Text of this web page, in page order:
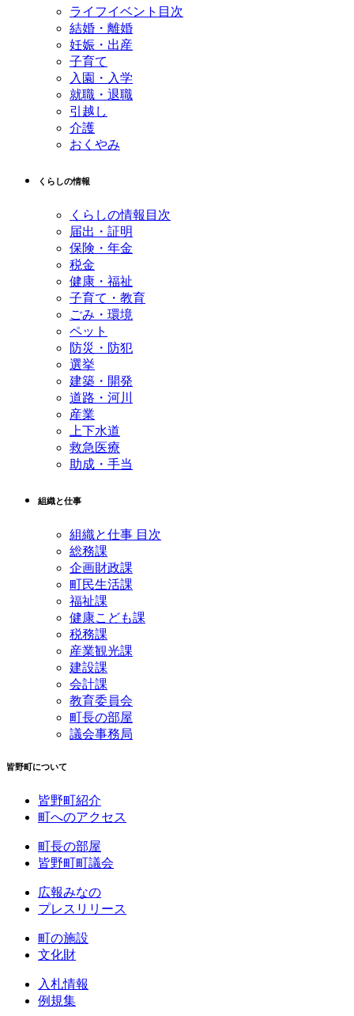
ライフイベント目次
結婚・離婚
妊娠・出産
子育て
入園・入学
就職・退職
引越し
介護
おくやみ
くらしの情報
くらしの情報目次
届出・証明
保険・年金
税金
健康・福祉
子育て・教育
ごみ・環境
ペット
防災・防犯
選挙
建築・開発
道路・河川
産業
上下水道
救急医療
助成・手当
組織と仕事
組織と仕事 目次
総務課
企画財政課
町民生活課
福祉課
健康こども課
税務課
産業観光課
建設課
会計課
教育委員会
町長の部屋
議会事務局
皆野町について
皆野町紹介
町へのアクセス
町長の部屋
皆野町町議会
広報みなの
プレスリリース
町の施設
文化財
入札情報
例規集